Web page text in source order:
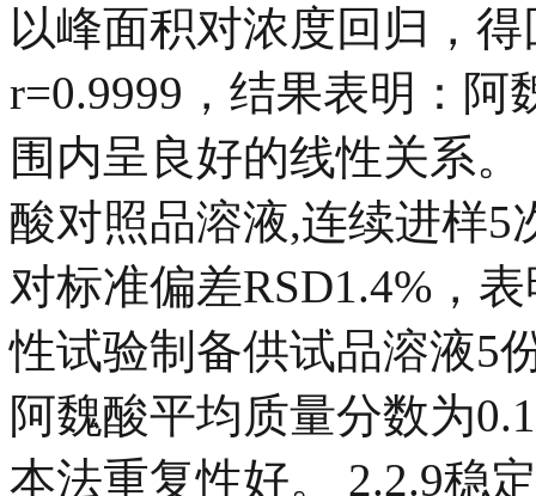
以峰面积对浓度回归，
r=0.9999，结果表明：阿
围内呈良好的线性关系
酸对照品溶液,连续进样5
对标准偏差RSD1.4%，
性试验制备供试品溶液5
阿魏酸平均质量分数为
本法重复性好。 2.2.9稳